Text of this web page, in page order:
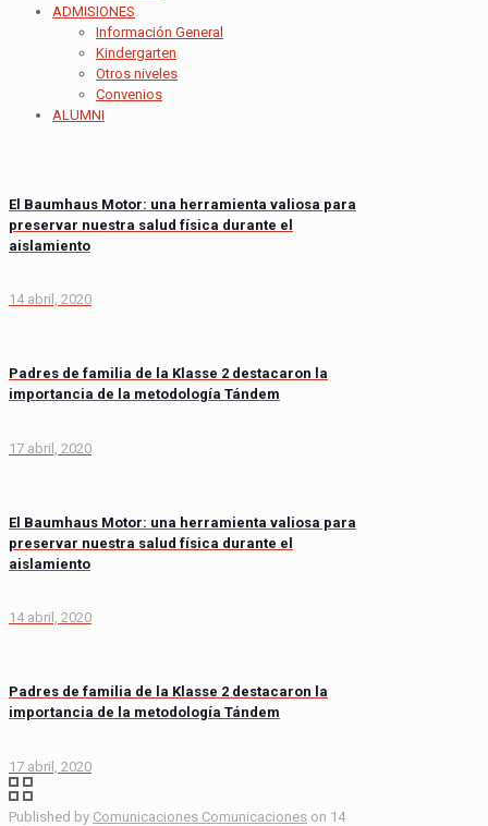
ADMISIONES
Información General
Kindergarten
Otros niveles
Convenios
ALUMNI
El Baumhaus Motor: una herramienta valiosa para
preservar nuestra salud física durante el
aislamiento
14 abril, 2020
Padres de familia de la Klasse 2 destacaron la
importancia de la metodología Tándem
17 abril, 2020
El Baumhaus Motor: una herramienta valiosa para
preservar nuestra salud física durante el
aislamiento
14 abril, 2020
Padres de familia de la Klasse 2 destacaron la
importancia de la metodología Tándem
17 abril, 2020
Published by Comunicaciones Comunicaciones on 14